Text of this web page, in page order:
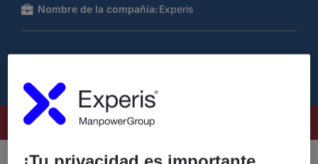
Nombre de la compañía: Experis
Este puesto ya no está disponible